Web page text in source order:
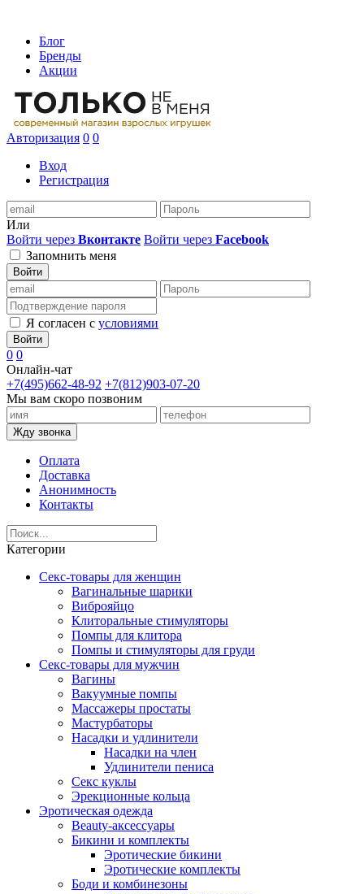
Блог
Бренды
Акции
Авторизация 0 0
Вход
Регистрация
Или
Войти через Вконтакте Войти через Facebook
Запомнить меня
Войти
Я согласен с условиями
Войти
0 0
Онлайн-чат
+7(495)662-48-92 +7(812)903-07-20
Мы вам скоро позвоним
Жду звонка
Оплата
Доставка
Анонимность
Контакты
Категории
Секс-товары для женщин
Вагинальные шарики
Виброяйцо
Клиторальные стимуляторы
Помпы для клитора
Помпы и стимуляторы для груди
Секс-товары для мужчин
Вагины
Вакуумные помпы
Массажеры простаты
Мастурбаторы
Насадки и удлинители
Насадки на член
Удлинители пениса
Секс куклы
Эрекционные кольца
Эротическая одежда
Beauty-аксессуары
Бикини и комплекты
Эротические бикини
Эротические комплекты
Боди и комбинезоны